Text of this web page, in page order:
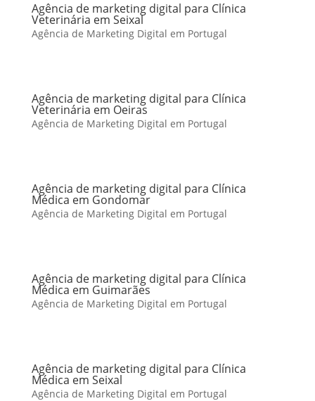
Agência de marketing digital para Clínica
Veterinária em Seixal
Agência de Marketing Digital em Portugal
Agência de marketing digital para Clínica
Veterinária em Oeiras
Agência de Marketing Digital em Portugal
Agência de marketing digital para Clínica
Médica em Gondomar
Agência de Marketing Digital em Portugal
Agência de marketing digital para Clínica
Médica em Guimarães
Agência de Marketing Digital em Portugal
Agência de marketing digital para Clínica
Médica em Seixal
Agência de Marketing Digital em Portugal